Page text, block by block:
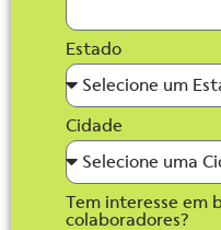
Estado
Cidade
Tem interesse em
colaboradores?